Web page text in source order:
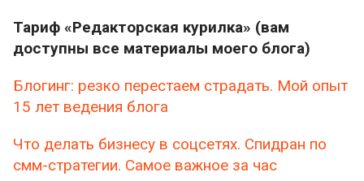
Тариф «Редакторская курилка» (вам
доступны все материалы моего блога)
Блогинг: резко перестаем страдать. Мой опыт
15 лет ведения блога
Что делать бизнесу в соцсетях. Спидран по
смм-стратегии. Самое важное за час